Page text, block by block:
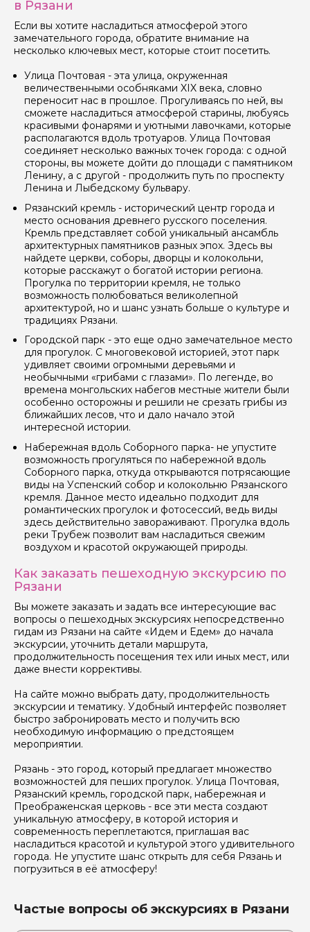
в Рязани
Если вы хотите насладиться атмосферой этого
замечательного города, обратите внимание на
несколько ключевых мест, которые стоит посетить.
Улица Почтовая - эта улица, окруженная
величественными особняками XIX века, словно
переносит нас в прошлое. Прогуливаясь по ней, вы
сможете насладиться атмосферой старины, любуясь
красивыми фонарями и уютными лавочками, которые
располагаются вдоль тротуаров. Улица Почтовая
соединяет несколько важных точек города: с одной
стороны, вы можете дойти до площади с памятником
Ленину, а с другой - продолжить путь по проспекту
Ленина и Лыбедскому бульвару.
Рязанский кремль - исторический центр города и
место основания древнего русского поселения.
Кремль представляет собой уникальный ансамбль
архитектурных памятников разных эпох. Здесь вы
найдете церкви, соборы, дворцы и колокольни,
которые расскажут о богатой истории региона.
Прогулка по территории кремля, не только
возможность полюбоваться великолепной
архитектурой, но и шанс узнать больше о культуре и
традициях Рязани.
Городской парк - это еще одно замечательное место
для прогулок. С многовековой историей, этот парк
удивляет своими огромными деревьями и
необычными «грибами с глазами». По легенде, во
времена монгольских набегов местные жители были
особенно осторожны и решили не срезать грибы из
ближайших лесов, что и дало начало этой
интересной истории.
Набережная вдоль Соборного парка- не упустите
возможность прогуляться по набережной вдоль
Соборного парка, откуда открываются потрясающие
виды на Успенский собор и колокольню Рязанского
кремля. Данное место идеально подходит для
романтических прогулок и фотосессий, ведь виды
здесь действительно завораживают. Прогулка вдоль
реки Трубеж позволит вам насладиться свежим
воздухом и красотой окружающей природы.
Как заказать пешеходную экскурсию по
Рязани
Вы можете заказать и задать все интересующие вас
вопросы о пешеходных экскурсиях непосредственно
гидам из Рязани на сайте «Идем и Едем» до начала
экскурсии, уточнить детали маршрута,
продолжительность посещения тех или иных мест, или
даже внести коррективы.
На сайте можно выбрать дату, продолжительность
экскурсии и тематику. Удобный интерфейс позволяет
быстро забронировать место и получить всю
необходимую информацию о предстоящем
мероприятии.
Рязань - это город, который предлагает множество
возможностей для пеших прогулок. Улица Почтовая,
Рязанский кремль, городской парк, набережная и
Преображенская церковь - все эти места создают
уникальную атмосферу, в которой история и
современность переплетаются, приглашая вас
насладиться красотой и культурой этого удивительного
города. Не упустите шанс открыть для себя Рязань и
погрузиться в её атмосферу!
Частые вопросы об экскурсиях в Рязани